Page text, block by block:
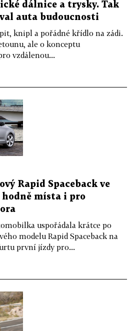
dálnice a trysky. Tak
auta budoucnosti
knipl a pořádné křídlo na zádi.
ale o konceptu
vzdálenou...
Rapid Spaceback ve
hodně místa i pro
uspořádala krátce po
modelu Rapid Spaceback na
první jízdy pro...